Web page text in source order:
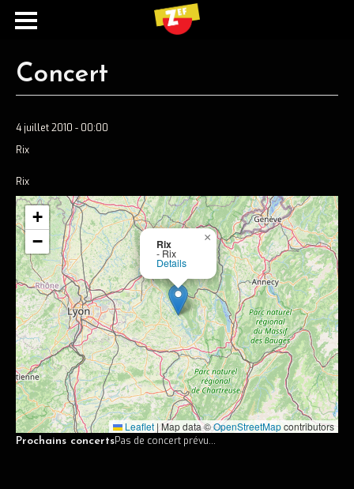
Ecouter
Spotify
Apple music
Concerts
Concerts passés
Vidéos
Discographie
Musiciens
Concert
4 juillet 2010 - 00:00
Rix
Rix
Rix
- Rix
Details
×
+
−
Leaflet |Map data ©OpenStreetMapcontributors
Prochains concertsPas de concert prévu...